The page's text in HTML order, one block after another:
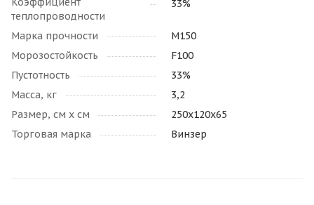
теплопроводности
33%
Марка прочности
М150
Морозостойкость
F100
Пустотность
33%
Масса, кг
3,2
Размер, см х см
250х120х65
Торговая марка
Винзер